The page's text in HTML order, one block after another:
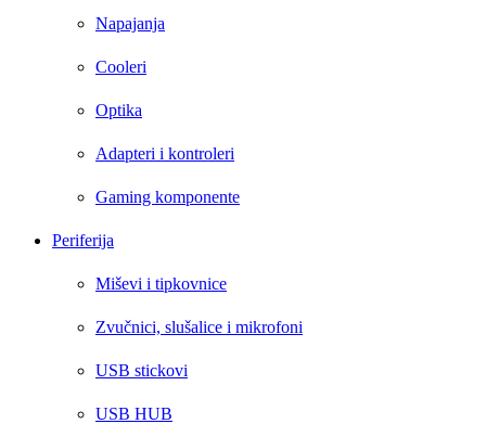
Napajanja
Cooleri
Optika
Adapteri i kontroleri
Gaming komponente
Periferija
Miševi i tipkovnice
Zvučnici, slušalice i mikrofoni
USB stickovi
USB HUB